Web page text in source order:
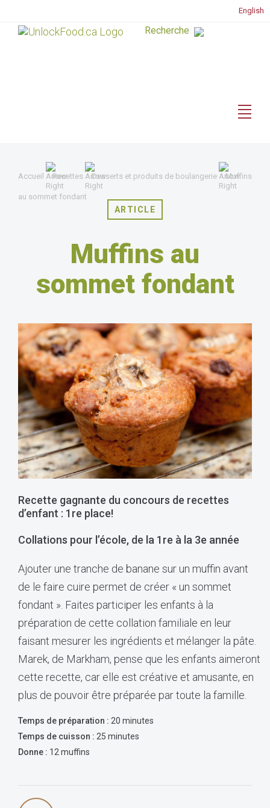
English
Accueil Recettes Desserts et produits de boulangerie Muffins
au sommet fondant
ARTICLE
Muffins au
sommet fondant
Recette gagnante du concours de recettes
d’enfant : 1re place!
Collations pour l’école, de la 1re à la 3e année
Ajouter une tranche de banane sur un muffin avant
de le faire cuire permet de créer « un sommet
fondant ». Faites participer les enfants à la
préparation de cette collation familiale en leur
faisant mesurer les ingrédients et mélanger la pâte.
Marek, de Markham, pense que les enfants aimeront
cette recette, car elle est créative et amusante, en
plus de pouvoir être préparée par toute la famille.
Temps de préparation : 20 minutes
Temps de cuisson : 25 minutes
Donne : 12 muffins